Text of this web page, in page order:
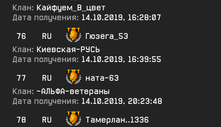
Клан: Кайфуем_В_цвет
Дата получения: 14.10.2019, 16:28:07
76
RU
Гюзёга_53
Клан: Киевская-РУСЬ
Дата получения: 14.10.2019, 16:39:55
77
RU
ната-63
Клан: -АЛЬФА-ветераны
Дата получения: 14.10.2019, 20:23:48
78
RU
Тамерлан..1336